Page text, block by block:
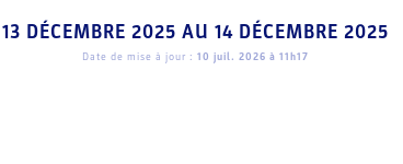
13 DÉCEMBRE 2025 AU 14 DÉCEMBRE 2025
Date de mise à jour : 10 juil. 2026 à 11h17